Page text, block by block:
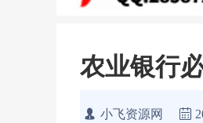
农业银行
小飞资源网